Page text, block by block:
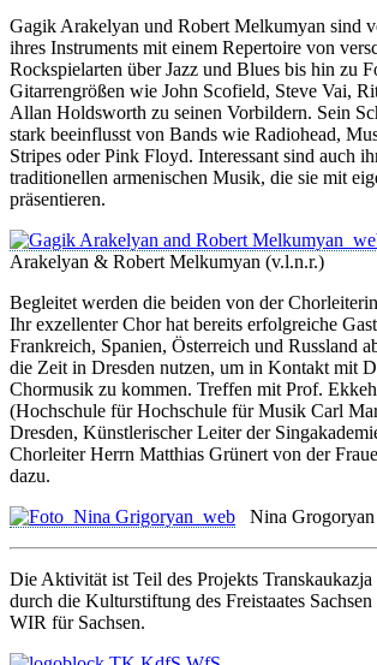
Gagik Arakelyan und Robert Melkumyan sind
ihres Instruments mit einem Repertoire von
Rockspielarten über Jazz und Blues bis hin zu
Gitarrengrößen wie John Scofield, Steve Vai,
Allan Holdsworth zu seinen Vorbildern. Sein
stark beeinflusst von Bands wie Radiohead,
Stripes oder Pink Floyd. Interessant sind auch
traditionellen armenischen Musik, die sie mit
präsentieren.
Arakelyan & Robert Melkumyan (v.l.n.r.)
Begleitet werden die beiden von der
Ihr exzellenter Chor hat bereits erfolgreiche
Frankreich, Spanien, Österreich und Russland
die Zeit in Dresden nutzen, um in Kontakt mit
Chormusik zu kommen. Treffen mit Prof.
(Hochschule für Hochschule für Musik Carl
Dresden, Künstlerischer Leiter der
Chorleiter Herrn Matthias Grünert von der
dazu.
Nina
Die Aktivität ist Teil des Projekts
durch die Kulturstiftung des Freistaates
WIR für Sachsen.